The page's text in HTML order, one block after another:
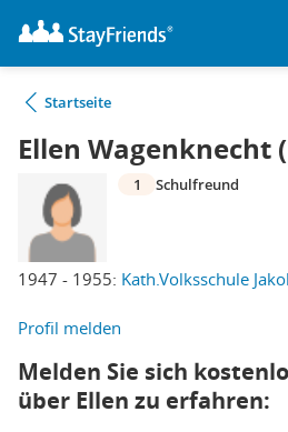
Startseite
Ellen Wagenknecht
1947 - 1955: Kath.Volksschule
1 Schulfreund
Profil melden
Melden Sie sich
über Ellen zu erfahren: